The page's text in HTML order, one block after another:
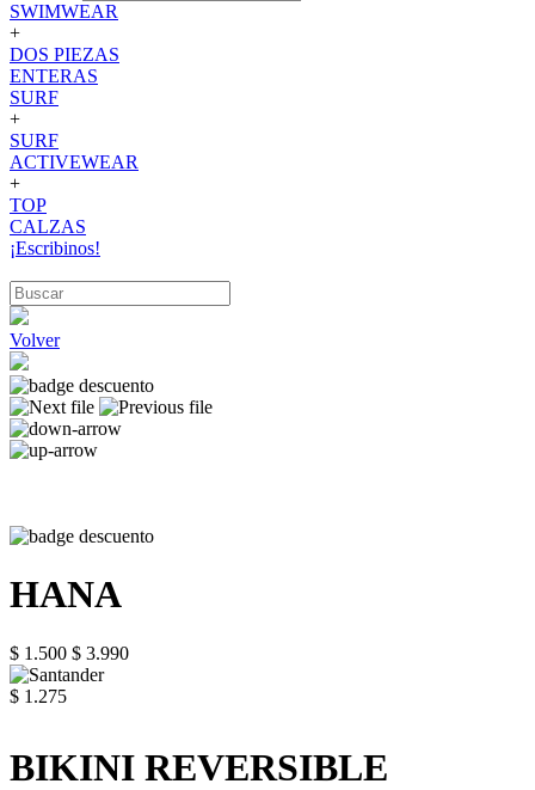
SWIMWEAR
+
DOS PIEZAS
ENTERAS
SURF
+
SURF
ACTIVEWEAR
+
TOP
CALZAS
¡Escribinos!
Volver
HANA
$ 1.500 $ 3.990
$ 1.275
BIKINI REVERSIBLE